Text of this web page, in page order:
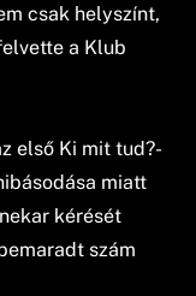
csak helyszínt,
a Klub
első Ki mit tud?-
miatt
kérését
szám